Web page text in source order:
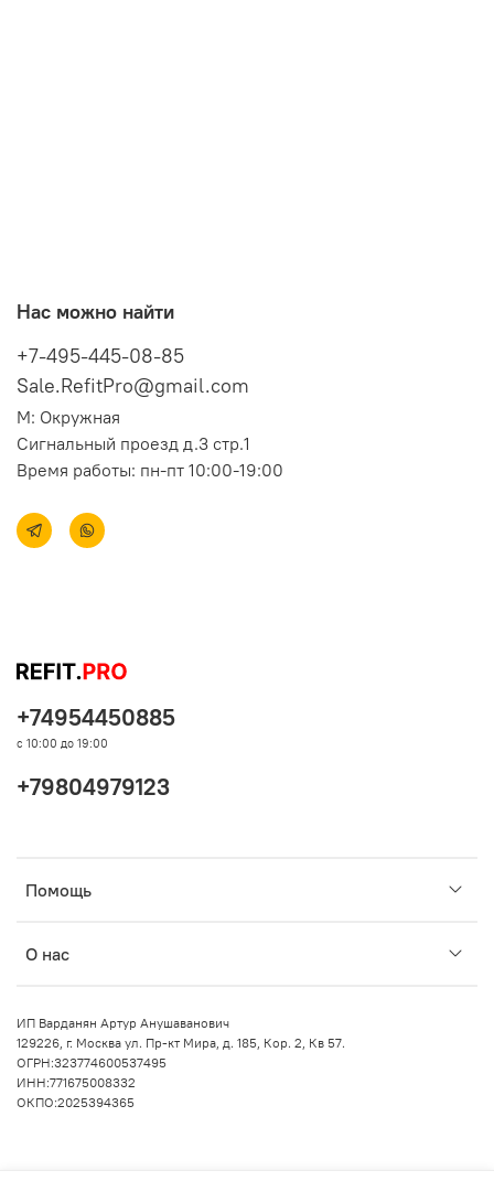
Нас можно найти
+7-495-445-08-85
Sale.RefitPro@gmail.com
М: Окружная
Сигнальный проезд д.3 стр.1
Время работы: пн-пт 10:00-19:00
Помощь
О нас
+74954450885
с 10:00 до 19:00
+79804979123
ИП Варданян Артур Анушаванович
129226, г. Москва ул. Пр-кт Мира, д. 185, Кор. 2, Кв 57.
ОГРН:323774600537495
ИНН:771675008332
ОКПО:2025394365